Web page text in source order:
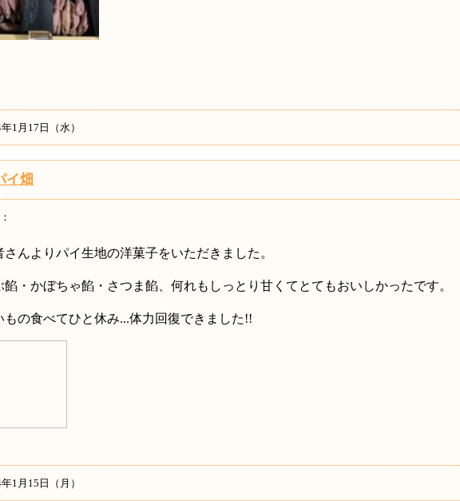
1月17日（水）
イ畑
さんよりパイ生地の洋菓子をいただきました。
餡・かぼちゃ餡・さつま餡、何れもしっとり甘くてとてもおいしかったです。
もの食べてひと休み...体力回復できました!!
1月15日（月）